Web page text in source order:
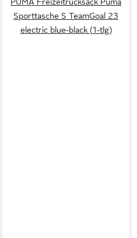
Sporttasche S TeamGoal 23
electric blue-black (1-tlg)